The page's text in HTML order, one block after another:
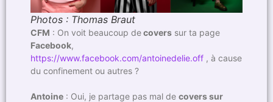
Photos : Thomas Braut
CFM : On voit beaucoup decovers sur ta page
Facebook,
https://www.facebook.com/antoinedelie.off , à cause
du confinement ou autres ?
Antoine : Oui, je partage pas mal de covers sur